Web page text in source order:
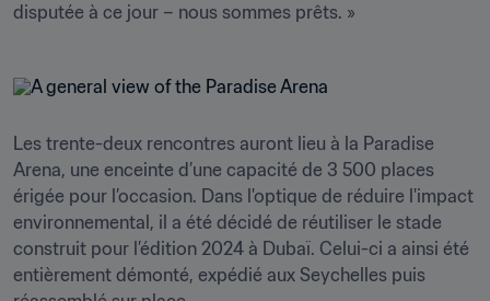
disputée à ce jour – nous sommes prêts. »
Les trente-deux rencontres auront lieu à la Paradise
Arena, une enceinte d’une capacité de 3 500 places
érigée pour l’occasion. Dans l'optique de réduire l'impact
environnemental, il a été décidé de réutiliser le stade
construit pour l’édition 2024 à Dubaï. Celui-ci a ainsi été
entièrement démonté, expédié aux Seychelles puis